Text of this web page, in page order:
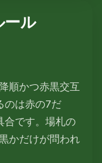
ール
順かつ赤黒交互
のは赤の7だ
合です。場札の
かだけが問われ